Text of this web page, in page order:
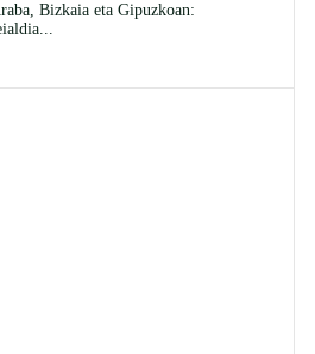
Bizkaia eta Gipuzkoan: